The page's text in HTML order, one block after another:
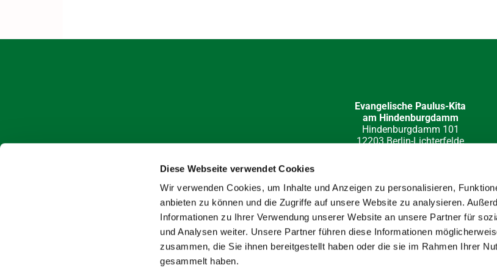
Diese Webseite verwendet Cookies
Wir verwenden Cookies, um Inhalte und Anzeigen zu personalisieren,
anbieten zu können und die Zugriffe auf unsere Website zu analysieren.
Informationen zu Ihrer Verwendung unserer Website an unsere Partner für
und Analysen weiter. Unsere Partner führen diese Informationen
zusammen, die Sie ihnen bereitgestellt haben oder die sie im Rahmen Ihrer
gesammelt haben.
Evangelische Paulus-Kita
am Hindenburgdamm
Hindenburgdamm 101
12203 Berlin-Lichterfelde
online-Redaktion: Katja Barloschky; Fotos: Hans Werner